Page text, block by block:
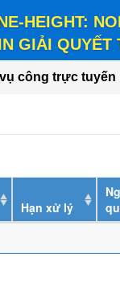
HEIGHT:
GIẢI
NORMAL;
công trực tuyến
Hạn xử lý